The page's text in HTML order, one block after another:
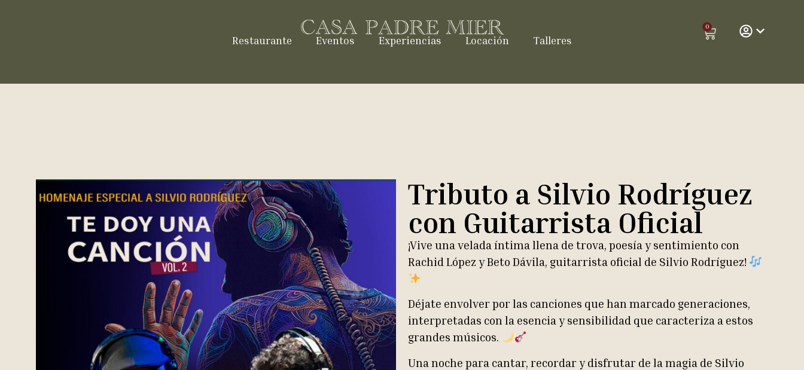
Restaurante Eventos Experiencias Locación Talleres
0
Tributo a Silvio Rodríguez
con Guitarrista Oficial
¡Vive una velada íntima llena de trova, poesía y sentimiento con
Rachid López y Beto Dávila, guitarrista oficial de Silvio Rodríguez!
Déjate envolver por las canciones que han marcado generaciones,
interpretadas con la esencia y sensibilidad que caracteriza a estos
grandes músicos.
Una noche para cantar, recordar y disfrutar de la magia de Silvio